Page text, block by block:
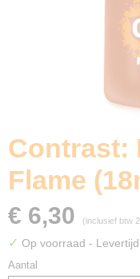
Contrast:
Flame
€ 6,30 (inclusief btw
✓ Op voorraad -
Aantal